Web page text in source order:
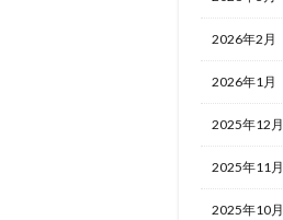
2026年2月
2026年1月
2025年12月
2025年11月
2025年10月